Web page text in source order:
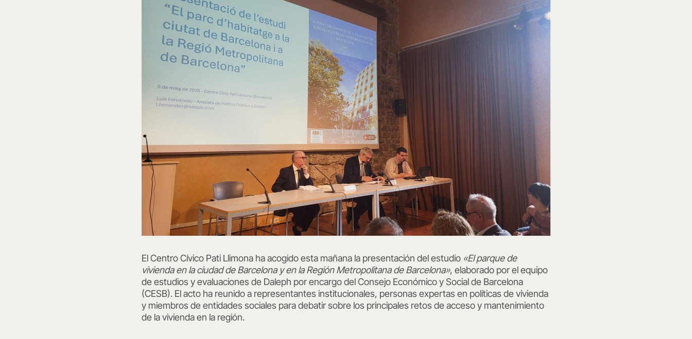
El Centro Cívico Pati Llimona ha acogido esta mañana la presentación del estudio «El parque de
vivienda en la ciudad de Barcelona y en la Región Metropolitana de Barcelona», elaborado por el equipo
de estudios y evaluaciones de Daleph por encargo del Consejo Económico y Social de Barcelona
(CESB). El acto ha reunido a representantes institucionales, personas expertas en políticas de vivienda
y miembros de entidades sociales para debatir sobre los principales retos de acceso y mantenimiento
de la vivienda en la región.